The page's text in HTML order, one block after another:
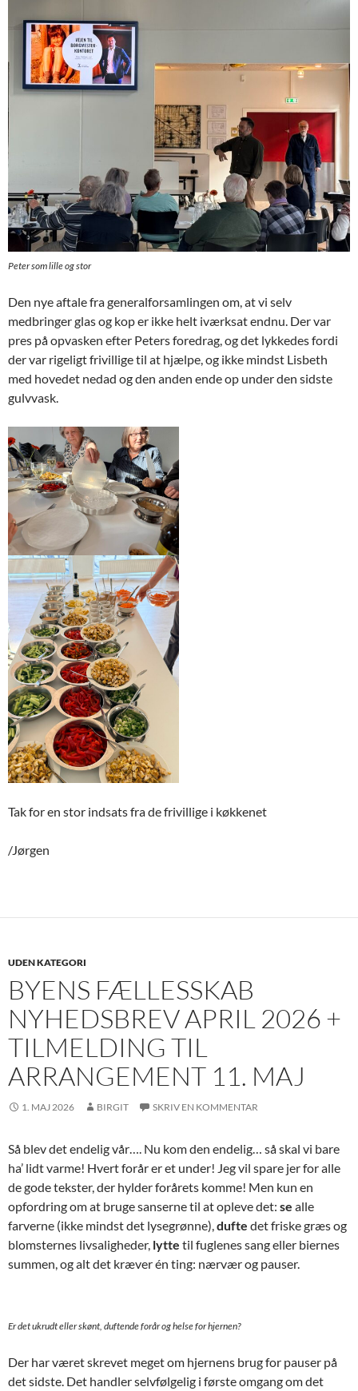
Peter som lille og stor
Den nye aftale fra generalforsamlingen om, at vi selv
medbringer glas og kop er ikke helt iværksat endnu. Der var
pres på opvasken efter Peters foredrag, og det lykkedes fordi
der var rigeligt frivillige til at hjælpe, og ikke mindst Lisbeth
med hovedet nedad og den anden ende op under den sidste
gulvvask.
Tak for en stor indsats fra de frivillige i køkkenet
/Jørgen
UDEN KATEGORI
BYENS FÆLLESSKAB
NYHEDSBREV APRIL 2026 +
TILMELDING TIL
ARRANGEMENT 11. MAJ
1. MAJ 2026 BIRGIT SKRIV EN KOMMENTAR
Så blev det endelig vår…. Nu kom den endelig… så skal vi bare
ha’ lidt varme! Hvert forår er et under! Jeg vil spare jer for alle
de gode tekster, der hylder forårets komme! Men kun en
opfordring om at bruge sanserne til at opleve det: se alle
farverne (ikke mindst det lysegrønne),dufte det friske græs og
blomsternes livsaligheder, lytte til fuglenes sang eller biernes
summen, og alt det kræver én ting: nærvær og pauser.
Er det ukrudt eller skønt, duftende forår og helse for hjernen?
Der har været skrevet meget om hjernens brug for pauser på
det sidste. Det handler selvfølgelig i første omgang om det